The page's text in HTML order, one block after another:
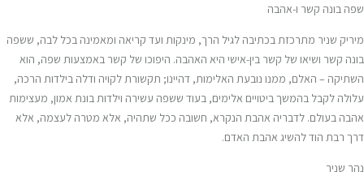
שפה בונה קשר ו-אהבה
מיריק שניר מתרכזת בכתיבה לגיל הרך, מינקות ועד קריאה ומאמינה בכל לבה, ששפה
בונה קשר ושיאו של קשר בין-אישי היא האהבה. היפוכו של קשר באמצעות שפה, הוא
השתיקה – האלם, ממנו נובעת האלימות, דהיינו; תקשורת לקויה ודלה בילדות הרכה,
עלולה לקבל בהמשך ביטויים אלימים, בעוד ששפה עשירה וילדות בונת אמון, מעצימות
אהבה בעולם. לדבריה אהבת הנקרא, חשובה ככל שתהיה, אלא מטרה לעצמה, אלא
דרך רבת הוד להשיג אהבת האדם.
נהר שניר